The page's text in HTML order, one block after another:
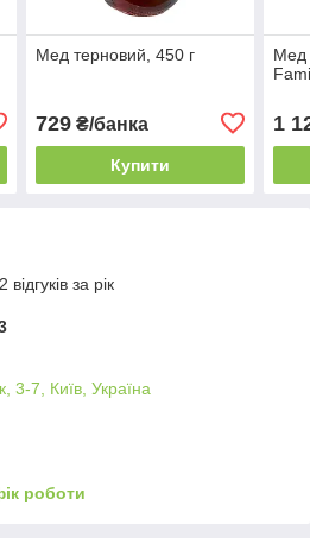
Мед терновий, 450 г
729₴/банка
Купити
Мед
1
за рік
3-7, Київ, Україна
роботи